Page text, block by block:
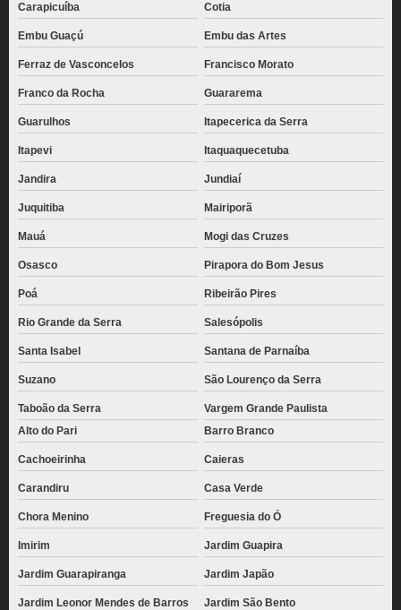
Carapicuíba Cotia
Embu Guaçú Embu das Artes
Ferraz de Vasconcelos Francisco Morato
Franco da Rocha Guararema
Guarulhos Itapecerica da Serra
Itapevi Itaquaquecetuba
Jandira Jundiaí
Juquitiba Mairiporã
Mauá Mogi das Cruzes
Osasco Pirapora do Bom Jesus
Poá Ribeirão Pires
Rio Grande da Serra Salesópolis
Santa Isabel Santana de Parnaíba
Suzano São Lourenço da Serra
Taboão da Serra
Vargem Grande Paulista
Alto do Pari
Barro Branco
Cachoeirinha Caieras
Carandiru Casa Verde
Chora Menino Freguesia do Ó
Imirim Jardim Guapira
Jardim Guarapiranga Jardim Japão
Jardim Leonor Mendes de Barros Jardim São Bento